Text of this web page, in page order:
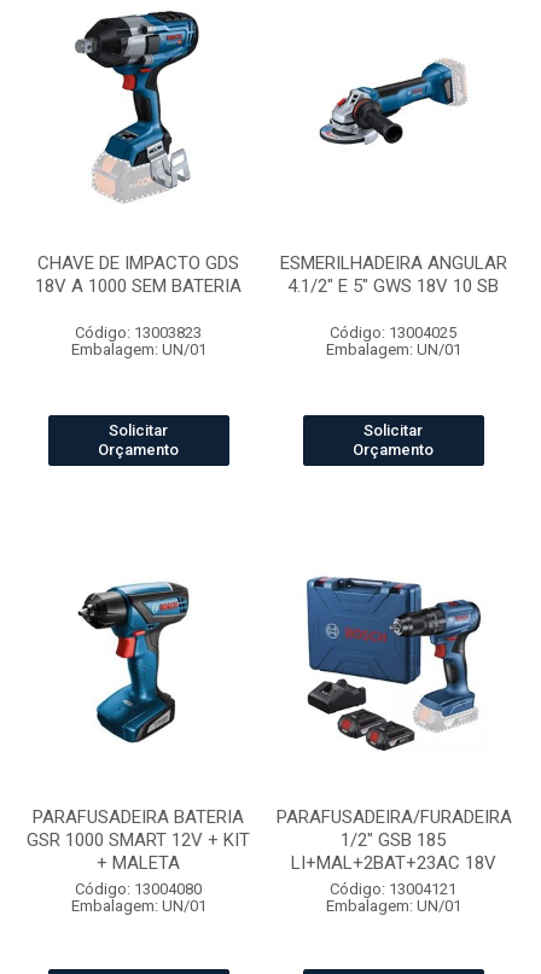
CHAVE DE IMPACTO GDS
18V A 1000 SEM BATERIA
Código: 13003823
Embalagem: UN/01
Solicitar
Orçamento
ESMERILHADEIRA ANGULAR
4.1/2" E 5" GWS 18V 10 SB
Código: 13004025
Embalagem: UN/01
Solicitar
Orçamento
PARAFUSADEIRA BATERIA
GSR 1000 SMART 12V + KIT
+ MALETA
Código: 13004080
Embalagem: UN/01
PARAFUSADEIRA/FURADEIRA
1/2" GSB 185
LI+MAL+2BAT+23AC 18V
Código: 13004121
Embalagem: UN/01